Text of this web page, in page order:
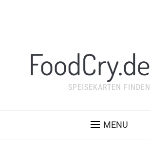
FoodCry.de
SPEISEKARTEN FINDEN
MENU